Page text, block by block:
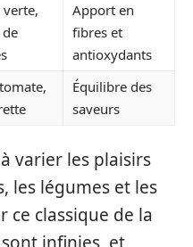
verte,
Apport en
fibres et
antioxydants
Équilibre des
saveurs
varier les plaisirs
les légumes et les
ce classique de la
infinies, et